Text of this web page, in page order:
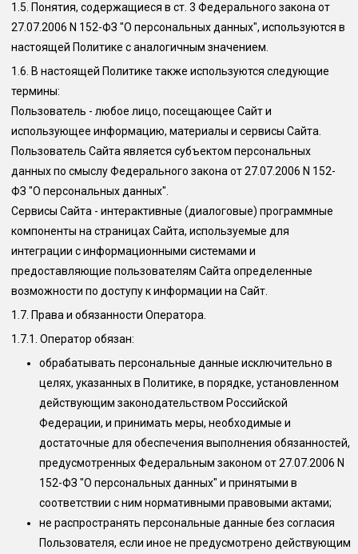
1.5. Понятия, содержащиеся в ст. 3 Федерального закона от
27.07.2006 N 152-ФЗ "О персональных данных", используются в
настоящей Политике с аналогичным значением.
1.6. В настоящей Политике также используются следующие
термины:
Пользователь - любое лицо, посещающее Сайт и
использующее информацию, материалы и сервисы Сайта.
Пользователь Сайта является субъектом персональных
данных по смыслу Федерального закона от 27.07.2006 N 152-
ФЗ "О персональных данных".
Сервисы Сайта - интерактивные (диалоговые) программные
компоненты на страницах Сайта, используемые для
интеграции с информационными системами и
предоставляющие пользователям Сайта определенные
возможности по доступу к информации на Сайт.
1.7. Права и обязанности Оператора.
1.7.1. Оператор обязан:
обрабатывать персональные данные исключительно в
целях, указанных в Политике, в порядке, установленном
действующим законодательством Российской
Федерации, и принимать меры, необходимые и
достаточные для обеспечения выполнения обязанностей,
предусмотренных Федеральным законом от 27.07.2006 N
152-ФЗ "О персональных данных" и принятыми в
соответствии с ним нормативными правовыми актами;
не распространять персональные данные без согласия
Пользователя, если иное не предусмотрено действующим